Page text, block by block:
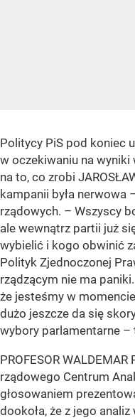
Politycy PiS pod koniec
w oczekiwaniu na
na to, co zrobi
kampanii była
rządowych. – Wszyscy
ale wewnątrz partii już
wybielić i kogo obwinić
Polityk Zjednoczonej
rządzącym nie ma
że jesteśmy w
dużo jeszcze da się
wybory parlamentarne –
PROFESOR
rządowego Centrum
głosowaniem
dookoła, że z jego